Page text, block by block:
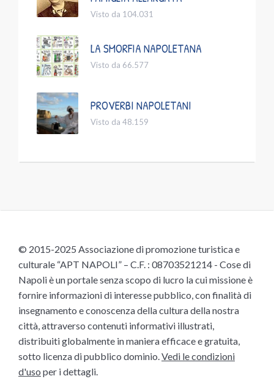
Visto da 104.031
LA SMORFIA NAPOLETANA
Visto da 66.577
PROVERBI NAPOLETANI
Visto da 48.159
© 2015-2025 Associazione di promozione turistica e
culturale “APT NAPOLI” – C.F. : 08703521214 - Cose di
Napoli è un portale senza scopo di lucro la cui missione è
fornire informazioni di interesse pubblico, con finalità di
insegnamento e conoscenza della cultura della nostra
città, attraverso contenuti informativi illustrati,
distribuiti globalmente in maniera efficace e gratuita,
sotto licenza di pubblico dominio.Vedi le condizioni
d'uso per i dettagli.